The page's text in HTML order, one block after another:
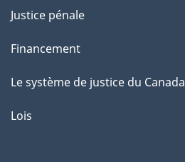
Justice pénale
Financement
Le système de justice du Canada
Lois